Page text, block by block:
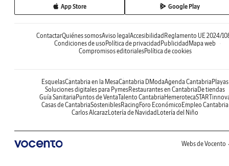
App Store Google Play
ContactarQuiénes somosAviso legal Accesibilidad Reglamento UE 2024/
Condiciones de uso Política de privacidad Publicidad Mapa web
Compromisos editorialesPolítica de cookies
EsquelasCantabria en la MesaCantabria DModaAgenda Cantabria Playas
Soluciones digitales para PymesRestaurantes en Cantabria De tiendas
Guía Sanitaria Puntos de VentaTalento Cantabria Hemeroteca
Casas de CantabriaSosteniblesRacing Foro Económico Empleo Cantabria
Carlos AlcarazLotería de Navidad Lotería del Niño
Webs de Vocento